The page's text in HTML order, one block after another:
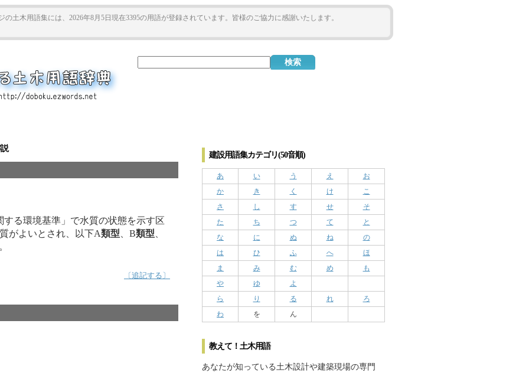
の土木用語集には、2026年8月5日現在3395の用語が登録されています。皆様のご協力に感謝いたします。
する環境基準」で水質の状態を示す区
がよいとされ、以下A類型 、B類型
〔追記する〕
建設用語集カテゴリ(50音順)
あ い う え
お
か
き く け
こ
さ
し す せ
そ
た
ち つ て
と
な
に ぬ ね
の
は
ひ ふ へ
ほ
ま
み む め
も
や
ゆ
よ
ら
り る れ
ろ
わ
を ん
教えて！土木用語
あなたが知っている土木設計や建築現場の専門